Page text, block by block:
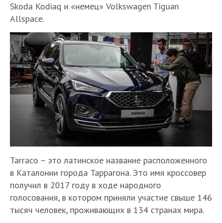
Skoda Kodiaq и «немец» Volkswagen Tiguan
Allspace.
Tarraco – это латинское название расположенного
в Каталонии города Таррагона. Это имя кроссовер
получил в 2017 году в ходе народного
голосования, в котором приняли участие свыше 146
тысяч человек, проживающих в 134 странах мира.